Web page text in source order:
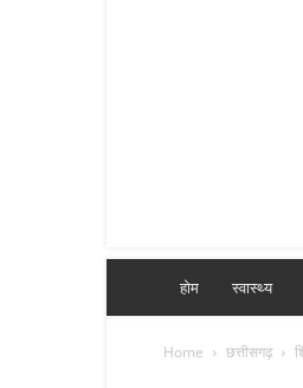
होम स्वास्थ्य
Home छत्तीसगढ़